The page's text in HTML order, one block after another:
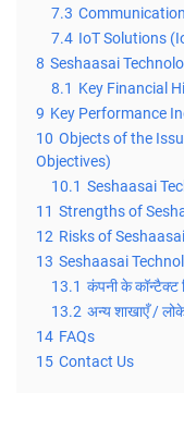
7.3
7.4 IoT Solutions
8 Seshaasai
8.1 Key Financial
9 Key Performance
10 Objects of the
Objectives)
10.1 Seshaasai
11 Strengths of
12 Risks of
13 Seshaasai
13.1 कंपनी के
13.2 अन्य शाखाएँ /
14 FAQs
15 Contact Us